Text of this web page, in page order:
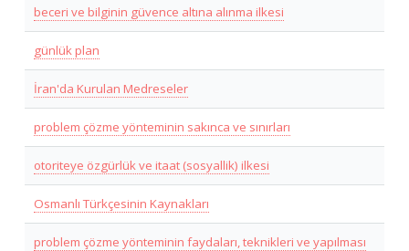
beceri ve bilginin güvence altına alınma ilkesi
günlük plan
İran'da Kurulan Medreseler
problem çözme yönteminin sakınca ve sınırları
otoriteye özgürlük ve itaat (sosyallik) ilkesi
Osmanlı Türkçesinin Kaynakları
problem çözme yönteminin faydaları, teknikleri ve yapılması